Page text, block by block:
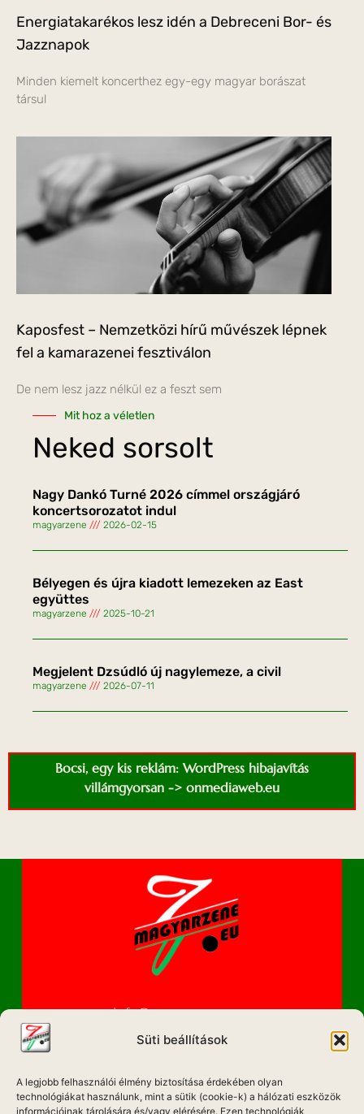
Süti beállítások
A legjobb felhasználói élmény biztosítása érdekében olyan
technológiákat használunk, mint a sütik (cookie-k) a hálózati eszközök
információinak tárolására és/vagy elérésére. Ezen technológiák
Energiatakarékos lesz idén a Debreceni Bor- és
Jazznapok
Minden kiemelt koncerthez egy-egy magyar borászat
társul
Kaposfest – Nemzetközi hírű művészek lépnek
fel a kamarazenei fesztiválon
De nem lesz jazz nélkül ez a feszt sem
Mit hoz a véletlen
Neked sorsolt
Nagy Dankó Turné 2026 címmel országjáró
koncertsorozatot indul
magyarzene 2026-02-15
Bélyegen és újra kiadott lemezeken az East
együttes
magyarzene 2025-10-21
Megjelent Dzsúdló új nagylemeze, a civil
magyarzene 2026-07-11
Bocsi, egy kis reklám: WordPress hibajavítás
villámgyorsan -> onmediaweb.eu
info@magyarzene.eu
IMPRESSZUM